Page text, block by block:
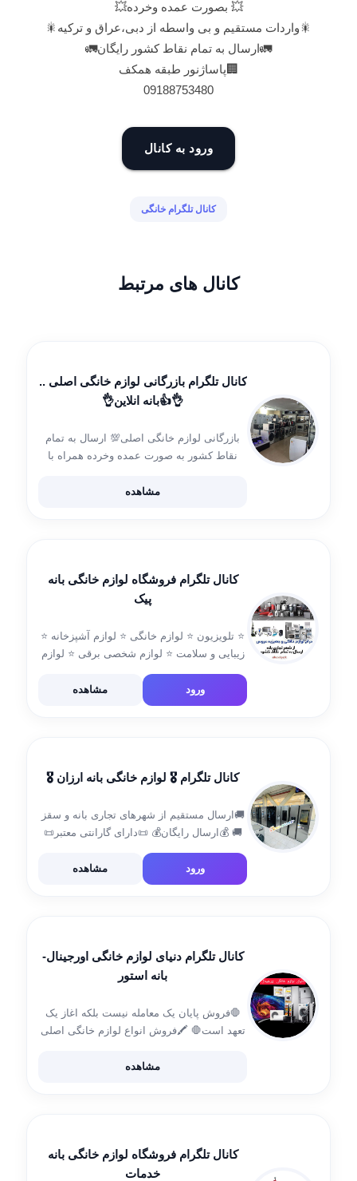
💥 بصورت عمده وخرده💥
🎇واردات مستقیم و بی واسطه از دبی،عراق و ترکیه🎇
🚛ارسال به تمام نقاط کشور رایگان🚛
🏢پاساژنور طبقه همکف
09188753480
ورود به کانال
کانال تلگرام خانگی
کانال های مرتبط
کانال تلگرام بازرگانی لوازم خانگی اصلی ..
👌👍بانه انلاین👌
بازرگانی لوازم خانگی اصلی💯 ارسال به تمام
نقاط کشور به صورت عمده وخرده همراه با
مشاهده
کانال تلگرام فروشگاه لوازم خانگی بانه
پیک
⭐ تلویزیون ⭐ لوازم خانگی ⭐ لوازم آشپزخانه ⭐
زیبایی و سلامت ⭐ لوازم شخصی برقی ⭐ لوازم
آیدی @sharo459 🚚 ارسال به تمام نقاط کشور
🖥وب سایت معتبر […]
ورود مشاهده
کانال تلگرام 🎖 لوازم خانگی بانه ارزان 🎖
🚚ارسال مستقیم از شهرهای تجاری بانه و سقز
🚚 💰ارسال رایگان💰 📜دارای گارانتی معتبر📜
و جهیزیه عروس ♥️ ادمین جهت مشاوره و
ورود مشاهده
کانال تلگرام دنیای لوازم خانگی اورجینال-
بانه استور
🛑فروش پایان یک معامله نیست بلکه اغاز یک
تعهد است🛑 🖍️فروش انواع لوازم خانگی اصلی
اصالت کالا 💳پرداخت درب منزل 🚛ارسال
مشاهده
کانال تلگرام فروشگاه لوازم خانگی بانه
خدمات